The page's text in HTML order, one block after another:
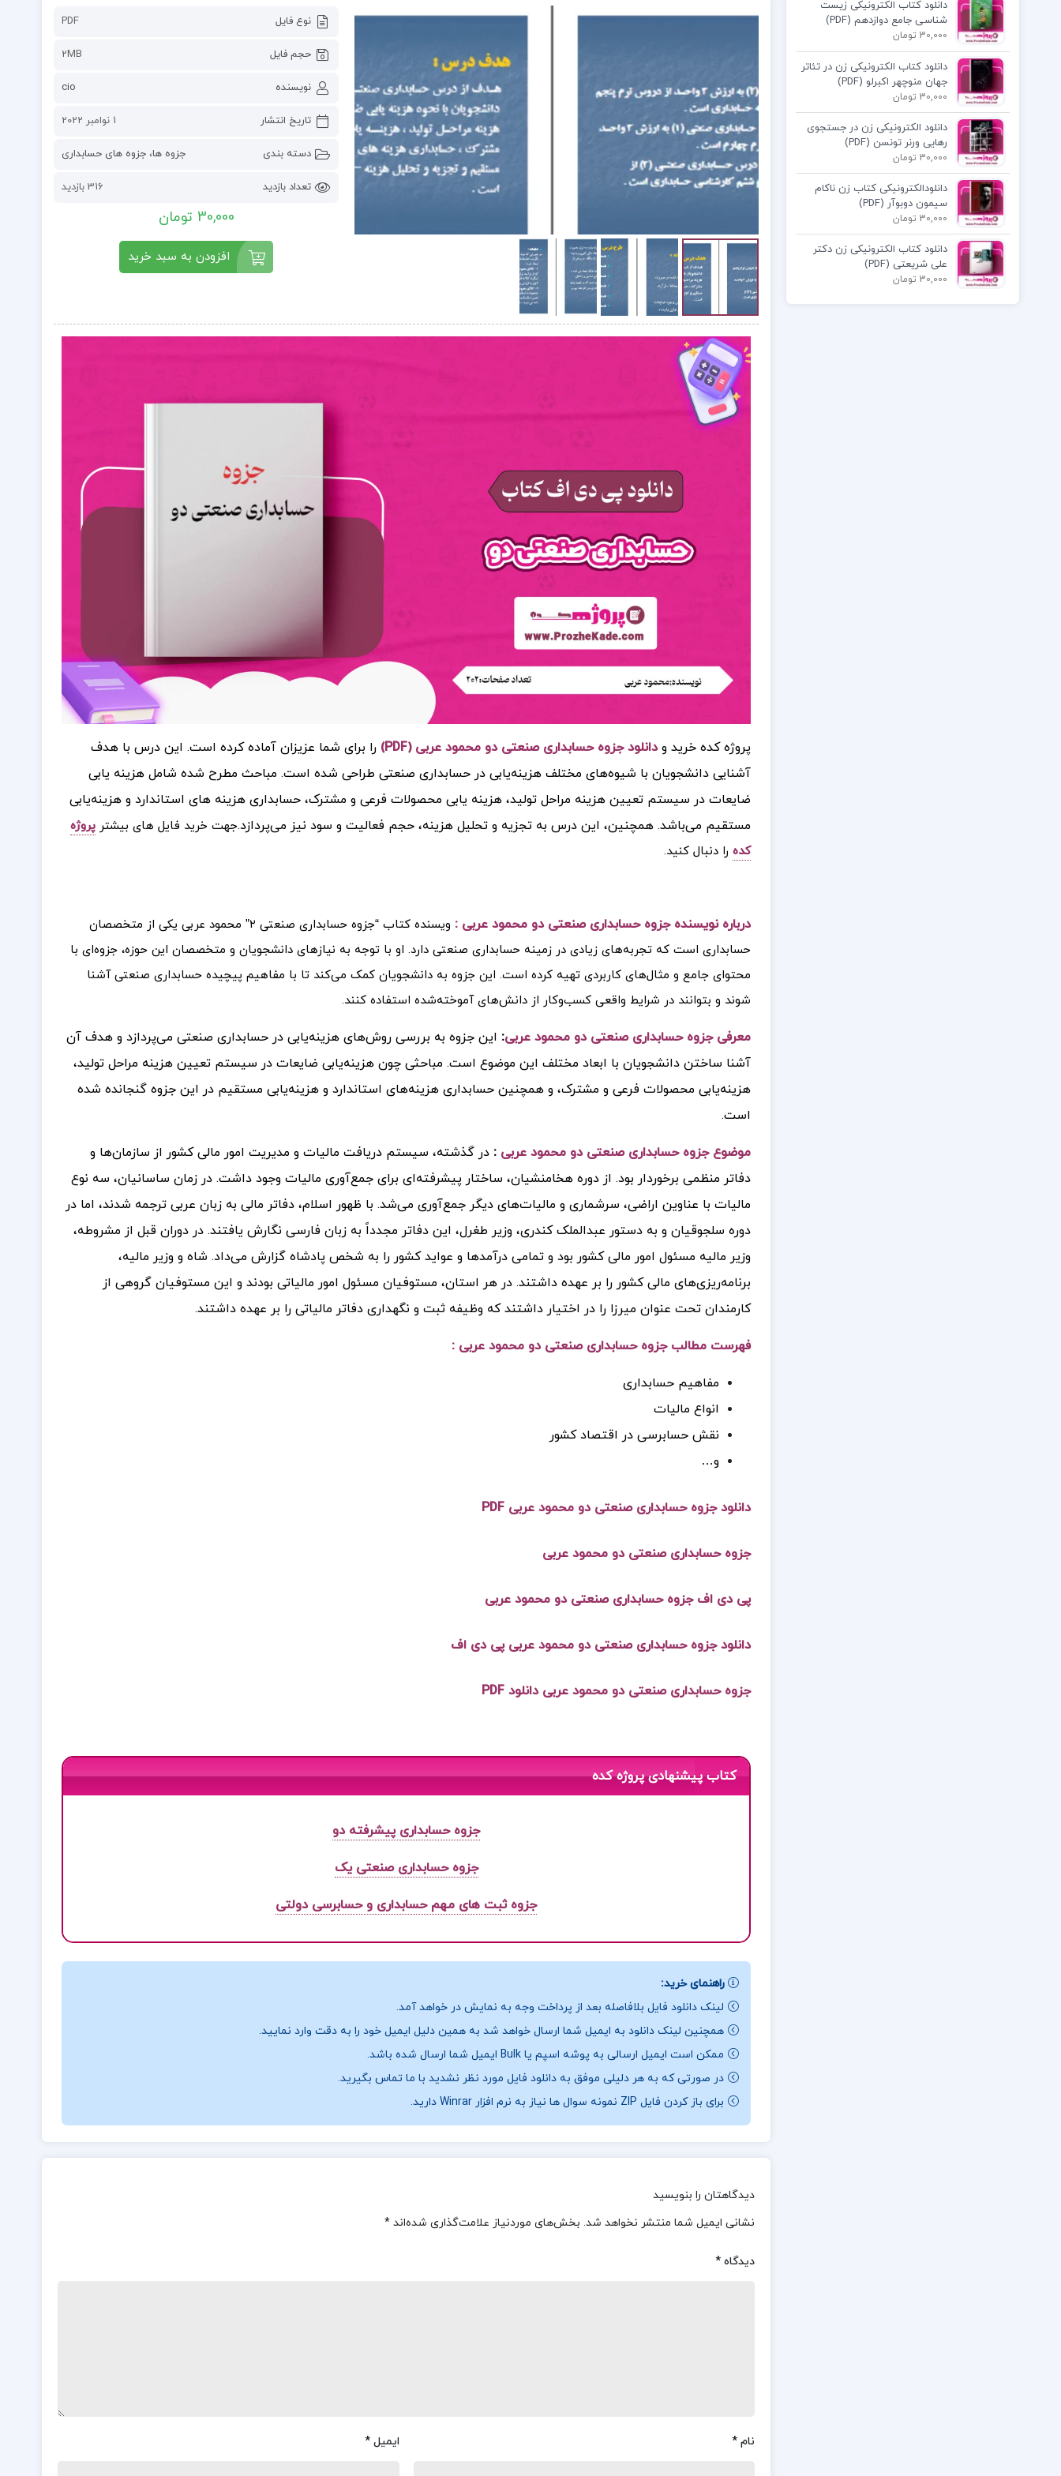
نوع فایل PDF
حجم فایل 2MB
نویسنده cio
تاریخ انتشار 1 نوامبر 2022
دسته بندی جزوه ها، جزوه های حسابداری
تعداد بازدید 316 بازدید
30,000 تومان
افزودن به سبد خرید
پروژه کده خرید و دانلود جزوه حسابداری صنعتی دو محمود عربی (PDF)
را برای شما عزیزان آماده کرده است. این درس با هدف
آشنایی دانشجویان با شیوه‌های مختلف هزینه‌یابی در حسابداری صنعتی طراحی شده است. مباحث مطرح شده شامل هزینه‌ یابی
ضایعات در سیستم تعیین هزینه مراحل تولید، هزینه‌ یابی محصولات فرعی و مشترک، حسابداری هزینه‌ های استاندارد و هزینه‌یابی
مستقیم می‌باشد. همچنین، این درس به تجزیه و تحلیل هزینه، حجم فعالیت و سود نیز می‌پردازد.جهت خرید فایل های بیشتر پروژه
کدهرا دنبال کنید.
درباره نویسنده جزوه حسابداری صنعتی دو محمود عربی :
ویسنده کتاب “جزوه حسابداری صنعتی ۲” محمود عربی یکی از متخصصان
حسابداری است که تجربه‌های زیادی در زمینه حسابداری صنعتی دارد. او با توجه به نیازهای دانشجویان و متخصصان این حوزه، جزوه‌ای با
محتوای جامع و مثال‌های کاربردی تهیه کرده است. این جزوه به دانشجویان کمک می‌کند تا با مفاهیم پیچیده حسابداری صنعتی آشنا
شوند و بتوانند در شرایط واقعی کسب‌وکار از دانش‌های آموخته‌شده استفاده کنند.
معرفی جزوه حسابداری صنعتی دو محمود عربی: این جزوه به بررسی روش‌های هزینه‌یابی در حسابداری صنعتی می‌پردازد و هدف آن
آشنا ساختن دانشجویان با ابعاد مختلف این موضوع است. مباحثی چون هزینه‌یابی ضایعات در سیستم تعیین هزینه مراحل تولید،
هزینه‌یابی محصولات فرعی و مشترک، و همچنین حسابداری هزینه‌های استاندارد و هزینه‌یابی مستقیم در این جزوه گنجانده شده
است.
موضوعجزوه حسابداری صنعتی دو محمود عربی : در گذشته، سیستم دریافت مالیات و مدیریت امور مالی کشور از سازمان‌ها و
دفاتر منظمی برخوردار بود. از دوره هخامنشیان، ساختار پیشرفته‌ای برای جمع‌آوری مالیات وجود داشت. در زمان ساسانیان، سه نوع
مالیات با عناوین اراضی، سرشماری و مالیات‌های دیگر جمع‌آوری می‌شد. با ظهور اسلام، دفاتر مالی به زبان عربی ترجمه شدند، اما در
دوره سلجوقیان و به دستور عبدالملک کندری، وزیر طغرل، این دفاتر مجدداً به زبان فارسی نگارش یافتند. در دوران قبل از مشروطه،
وزیر مالیه مسئول امور مالی کشور بود و تمامی درآمدها و عواید کشور را به شخص پادشاه گزارش می‌داد. شاه و وزیر مالیه،
برنامه‌ریزی‌های مالی کشور را بر عهده داشتند. در هر استان، مستوفیان مسئول امور مالیاتی بودند و این مستوفیان گروهی از
کارمندان تحت عنوان میرزا را در اختیار داشتند که وظیفه ثبت و نگهداری دفاتر مالیاتی را بر عهده داشتند.
فهرست مطالبجزوه حسابداری صنعتی دو محمود عربی :
مفاهیم حسابداری
انواع مالیات
نقش حسابرسی در اقتصاد کشور
و…
دانلود جزوه حسابداری صنعتی دو محمود عربی
جزوه حسابداری صنعتی دو محمود عربی
پی دی اف جزوه حسابداری صنعتی دو محمود عربی
دانلود جزوه حسابداری صنعتی دو محمود عربی پی دی اف
جزوه حسابداری صنعتی دو محمود عربی دانلود PDF
کتاب پیشنهادی پروژه کده
جزوه حسابداری پیشرفته دو
جزوه حسابداری صنعتی یک
جزوه ثبت های مهم حسابداری و حسابرسی دولتی
راهنمای خرید:
لینک دانلود فایل بلافاصله بعد از پرداخت وجه به نمایش در خواهد آمد.
همچنین لینک دانلود به ایمیل شما ارسال خواهد شد به همین دلیل ایمیل خود را به دقت وارد نمایید.
ممکن است ایمیل ارسالی به پوشه اسپم یا Bulk ایمیل شما ارسال شده باشد.
در صورتی که به هر دلیلی موفق به دانلود فایل مورد نظر نشدید با ما تماس بگیرید.
برای باز کردن فایل ZIP نمونه سوال ها نیاز به نرم افزار Winrar دارید.
دیدگاهتان را بنویسید
نشانی ایمیل شما منتشر نخواهد شد. بخش‌های موردنیاز علامت‌گذاری شده‌اند *
دیدگاه *
نام * ایمیل *
دانلود کتاب الکترونیکی زیست
شناسی جامع دوازدهم (PDF)
30,000 تومان
دانلود کتاب الکترونیکی زن در تئاتر
جهان منوچهر اکبرلو (PDF)
30,000 تومان
دانلود الکترونیکی زن در جستجوی
رهایی ورنر تونسن (PDF)
30,000 تومان
دانلودالکترونیکی کتاب زن ناکام
سیمون دوبوآر (PDF)
30,000 تومان
دانلود کتاب الکترونیکی زن دکتر
علی شریعتی (PDF)
30,000 تومان